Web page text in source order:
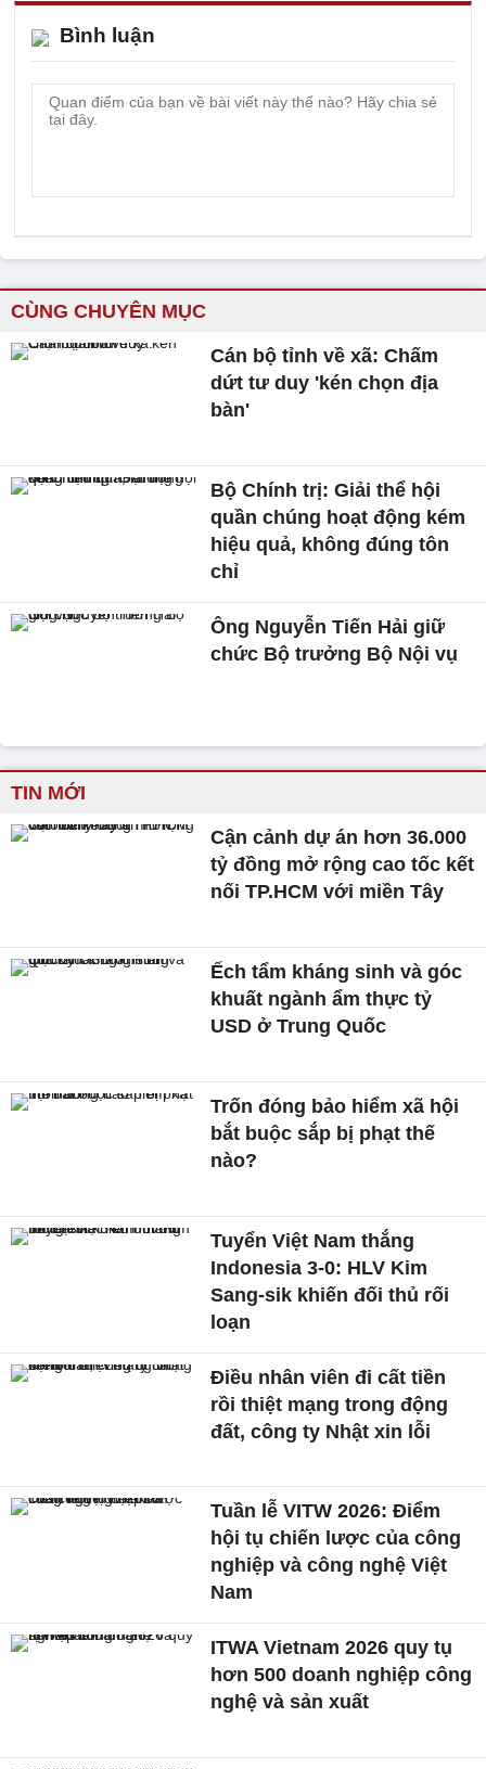
Bình luận
CÙNG CHUYÊN MỤC
Cán bộ tỉnh về xã: Chấm
dứt tư duy 'kén chọn địa
bàn'
Bộ Chính trị: Giải thể hội
quần chúng hoạt động kém
hiệu quả, không đúng tôn
chỉ
Ông Nguyễn Tiến Hải giữ
chức Bộ trưởng Bộ Nội vụ
TIN MỚI
Cận cảnh dự án hơn 36.000
tỷ đồng mở rộng cao tốc kết
nối TP.HCM với miền Tây
Ếch tẩm kháng sinh và góc
khuất ngành ẩm thực tỷ
USD ở Trung Quốc
Trốn đóng bảo hiểm xã hội
bắt buộc sắp bị phạt thế
nào?
Tuyển Việt Nam thắng
Indonesia 3-0: HLV Kim
Sang-sik khiến đối thủ rối
loạn
Điều nhân viên đi cất tiền
rồi thiệt mạng trong động
đất, công ty Nhật xin lỗi
Tuần lễ VITW 2026: Điểm
hội tụ chiến lược của công
nghiệp và công nghệ Việt
Nam
ITWA Vietnam 2026 quy tụ
hơn 500 doanh nghiệp công
nghệ và sản xuất